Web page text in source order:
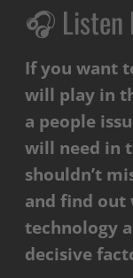
🎧 Listen
If you want
will play in
a people
will need in
shouldn’t
and find out
technology
decisive